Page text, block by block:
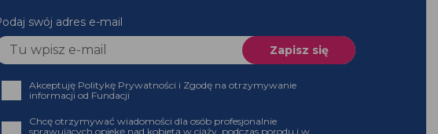
Podaj swój adres e-mail
Akceptuję Politykę Prywatności i Zgodę na otrzymywanie
informacji od Fundacji
Chcę otrzymywać wiadomości dla osób profesjonalnie
sprawujących opiekę nad kobietą w ciąży, podczas porodu i w